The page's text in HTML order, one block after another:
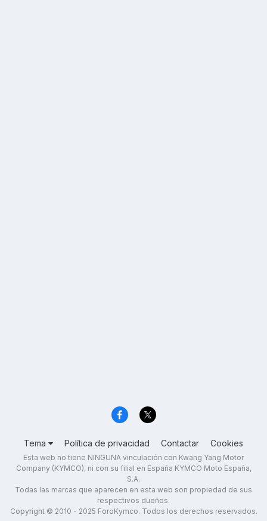
Tema Política de privacidad Contactar Cookies
Esta web no tiene NINGUNA vinculación con Kwang Yang Motor
Company (KYMCO), ni con su filial en España KYMCO Moto España,
S.A.
Todas las marcas que aparecen en esta web son propiedad de sus
respectivos dueños.
Copyright © 2010 - 2025 ForoKymco. Todos los derechos reservados.